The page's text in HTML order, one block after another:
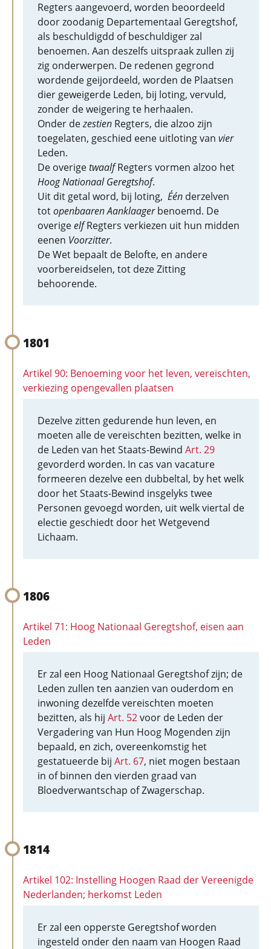
Regters aangevoerd, worden beoordeeld
door zoodanig Departementaal Geregtshof,
als beschuldigdd of beschuldiger zal
benoemen. Aan deszelfs uitspraak zullen zij
zig onderwerpen. De redenen gegrond
wordende geijordeeld, worden de Plaatsen
dier geweigerde Leden, bij loting, vervuld,
zonder de weigering te herhaalen.
Onder dezestien Regters, die alzoo zijn
toegelaten, geschied eene uitloting van vier
Leden.
De overigetwaalfRegters vormen alzoo het
Hoog Nationaal Geregtshof.
Uit dit getal word, bij loting, Één derzelven
totopenbaaren Aanklaagerbenoemd. De
overigeelfRegters verkiezen uit hun midden
eenen Voorzitter.
De Wet bepaalt de Belofte, en andere
voorbereidselen, tot deze Zitting
behoorende.
1801
Artikel 90: Benoeming voor het leven, vereischten,
verkiezing opengevallen plaatsen
Dezelve zitten gedurende hun leven, en
moeten alle de vereischten bezitten, welke in
de Leden van het Staats-Bewind Art. 29
gevorderd worden. In cas van vacature
formeeren dezelve een dubbeltal, by het welk
door het Staats-Bewind insgelyks twee
Personen gevoegd worden, uit welk viertal de
electie geschiedt door het Wetgevend
Lichaam.
1806
Artikel 71: Hoog Nationaal Geregtshof, eisen aan
Leden
Er zal een Hoog Nationaal Geregtshof zijn; de
Leden zullen ten aanzien van ouderdom en
inwoning dezelfde vereischten moeten
bezitten, als hij Art. 52voor de Leden der
Vergadering van Hun Hoog Mogenden zijn
bepaald, en zich, overeenkomstig het
gestatueerde bij Art. 67, niet mogen bestaan
in of binnen den vierden graad van
Bloedverwantschap of Zwagerschap.
1814
Artikel 102: Instelling Hoogen Raad der Vereenigde
Nederlanden; herkomst Leden
Er zal een opperste Geregtshof worden
ingesteld onder den naam van Hoogen Raad